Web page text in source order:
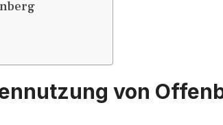
von